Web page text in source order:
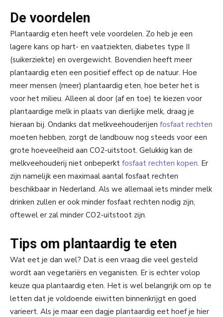
De voordelen
Plantaardig eten heeft vele voordelen. Zo heb je een
lagere kans op hart- en vaatziekten, diabetes type II
(suikerziekte) en overgewicht. Bovendien heeft meer
plantaardig eten een positief effect op de natuur. Hoe
meer mensen (meer) plantaardig eten, hoe beter het is
voor het milieu. Alleen al door (af en toe) te kiezen voor
plantaardige melk in plaats van dierlijke melk, draag je
hieraan bij. Ondanks dat melkveehouderijen fosfaat rechten
moeten hebben, zorgt de landbouw nog steeds voor een
grote hoeveelheid aan CO2-uitstoot. Gelukkig kan de
melkveehouderij niet onbeperkt fosfaat rechten kopen. Er
zijn namelijk een maximaal aantal fosfaat rechten
beschikbaar in Nederland. Als we allemaal iets minder melk
drinken zullen er ook minder fosfaat rechten nodig zijn,
oftewel er zal minder CO2-uitstoot zijn.
Tips om plantaardig te eten
Wat eet je dan wel? Dat is een vraag die veel gesteld
wordt aan vegetariërs en veganisten. Er is echter volop
keuze qua plantaardig eten. Het is wel belangrijk om op te
letten dat je voldoende eiwitten binnenkrijgt en goed
varieert. Als je maar een dagje plantaardig eet hoef je hier